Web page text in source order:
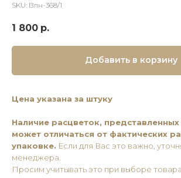
SKU: Влн-368/1
1 800 р.
Добавить в корзину
Цена указана за штуку
Наличие расцветок, представленных
может отличаться от фактических
упаковке. Если для Вас это важно,
менеджера.
Просим учитывать это при выборе товара.